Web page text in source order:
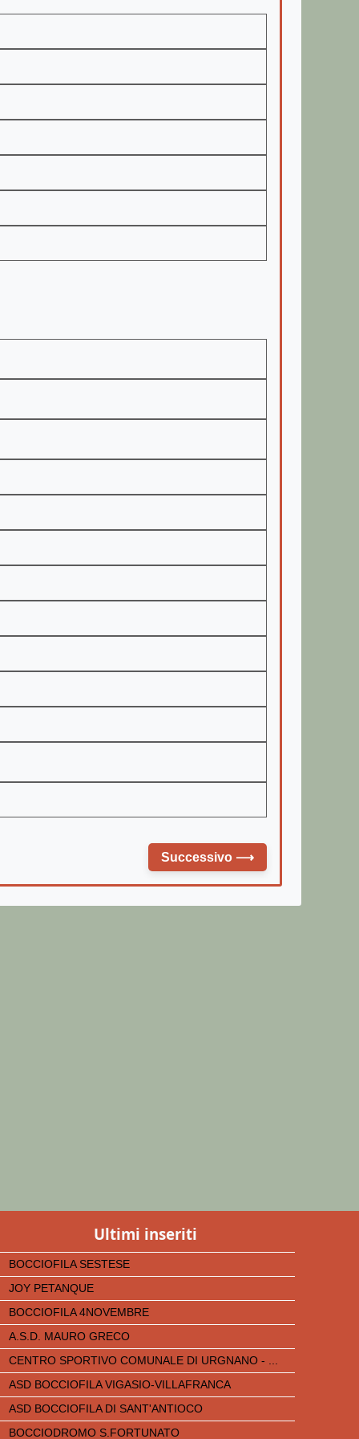
Successivo ⟶
Ultimi inseriti
BOCCIOFILA SESTESE
JOY PETANQUE
BOCCIOFILA 4NOVEMBRE
A.S.D. MAURO GRECO
CENTRO SPORTIVO COMUNALE DI URGNANO - ...
ASD BOCCIOFILA VIGASIO-VILLAFRANCA
ASD BOCCIOFILA DI SANT'ANTIOCO
BOCCIODROMO S.FORTUNATO